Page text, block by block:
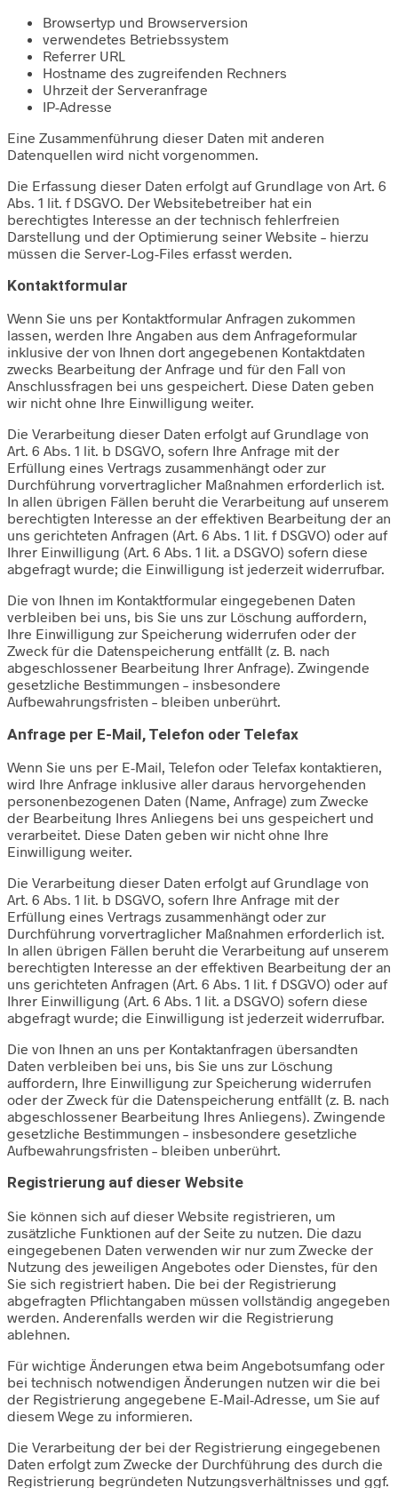
Browsertyp und Browserversion
verwendetes Betriebssystem
Referrer URL
Hostname des zugreifenden Rechners
Uhrzeit der Serveranfrage
IP-Adresse
Eine Zusammenführung dieser Daten mit anderen
Datenquellen wird nicht vorgenommen.
Die Erfassung dieser Daten erfolgt auf Grundlage von Art. 6
Abs. 1 lit. f DSGVO. Der Websitebetreiber hat ein
berechtigtes Interesse an der technisch fehlerfreien
Darstellung und der Optimierung seiner Website – hierzu
müssen die Server-Log-Files erfasst werden.
Kontaktformular
Wenn Sie uns per Kontaktformular Anfragen zukommen
lassen, werden Ihre Angaben aus dem Anfrageformular
inklusive der von Ihnen dort angegebenen Kontaktdaten
zwecks Bearbeitung der Anfrage und für den Fall von
Anschlussfragen bei uns gespeichert. Diese Daten geben
wir nicht ohne Ihre Einwilligung weiter.
Die Verarbeitung dieser Daten erfolgt auf Grundlage von
Art. 6 Abs. 1 lit. b DSGVO, sofern Ihre Anfrage mit der
Erfüllung eines Vertrags zusammenhängt oder zur
Durchführung vorvertraglicher Maßnahmen erforderlich ist.
In allen übrigen Fällen beruht die Verarbeitung auf unserem
berechtigten Interesse an der effektiven Bearbeitung der an
uns gerichteten Anfragen (Art. 6 Abs. 1 lit. f DSGVO) oder auf
Ihrer Einwilligung (Art. 6 Abs. 1 lit. a DSGVO) sofern diese
abgefragt wurde; die Einwilligung ist jederzeit widerrufbar.
Die von Ihnen im Kontaktformular eingegebenen Daten
verbleiben bei uns, bis Sie uns zur Löschung auffordern,
Ihre Einwilligung zur Speicherung widerrufen oder der
Zweck für die Datenspeicherung entfällt (z. B. nach
abgeschlossener Bearbeitung Ihrer Anfrage). Zwingende
gesetzliche Bestimmungen – insbesondere
Aufbewahrungsfristen – bleiben unberührt.
Anfrage per E-Mail, Telefon oder Telefax
Wenn Sie uns per E-Mail, Telefon oder Telefax kontaktieren,
wird Ihre Anfrage inklusive aller daraus hervorgehenden
personenbezogenen Daten (Name, Anfrage) zum Zwecke
der Bearbeitung Ihres Anliegens bei uns gespeichert und
verarbeitet. Diese Daten geben wir nicht ohne Ihre
Einwilligung weiter.
Die Verarbeitung dieser Daten erfolgt auf Grundlage von
Art. 6 Abs. 1 lit. b DSGVO, sofern Ihre Anfrage mit der
Erfüllung eines Vertrags zusammenhängt oder zur
Durchführung vorvertraglicher Maßnahmen erforderlich ist.
In allen übrigen Fällen beruht die Verarbeitung auf unserem
berechtigten Interesse an der effektiven Bearbeitung der an
uns gerichteten Anfragen (Art. 6 Abs. 1 lit. f DSGVO) oder auf
Ihrer Einwilligung (Art. 6 Abs. 1 lit. a DSGVO) sofern diese
abgefragt wurde; die Einwilligung ist jederzeit widerrufbar.
Die von Ihnen an uns per Kontaktanfragen übersandten
Daten verbleiben bei uns, bis Sie uns zur Löschung
auffordern, Ihre Einwilligung zur Speicherung widerrufen
oder der Zweck für die Datenspeicherung entfällt (z. B. nach
abgeschlossener Bearbeitung Ihres Anliegens). Zwingende
gesetzliche Bestimmungen – insbesondere gesetzliche
Aufbewahrungsfristen – bleiben unberührt.
Registrierung auf dieser Website
Sie können sich auf dieser Website registrieren, um
zusätzliche Funktionen auf der Seite zu nutzen. Die dazu
eingegebenen Daten verwenden wir nur zum Zwecke der
Nutzung des jeweiligen Angebotes oder Dienstes, für den
Sie sich registriert haben. Die bei der Registrierung
abgefragten Pflichtangaben müssen vollständig angegeben
werden. Anderenfalls werden wir die Registrierung
ablehnen.
Für wichtige Änderungen etwa beim Angebotsumfang oder
bei technisch notwendigen Änderungen nutzen wir die bei
der Registrierung angegebene E-Mail-Adresse, um Sie auf
diesem Wege zu informieren.
Die Verarbeitung der bei der Registrierung eingegebenen
Daten erfolgt zum Zwecke der Durchführung des durch die
Registrierung begründeten Nutzungsverhältnisses und ggf.